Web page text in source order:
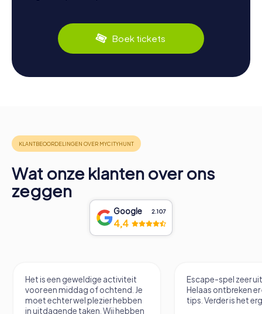
Boek tickets
Wat onze klanten over ons
zeggen
Google 2.107
4,4
geweldige activiteit
middag of ochtend. Je
wel plezier hebben
taken. Wij hebben
Escape-spel zeer uitdagend.
Helaas ontbreken er een paar
tips. Verder is het erg leuk.